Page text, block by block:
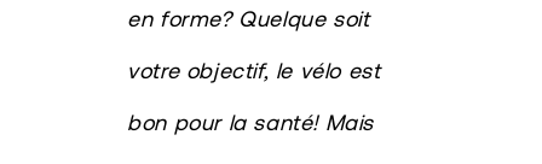
en forme? Quelque soit
votre objectif, le vélo est
bon pour la santé! Mais